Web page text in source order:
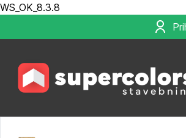
WS_OK_8.3.8